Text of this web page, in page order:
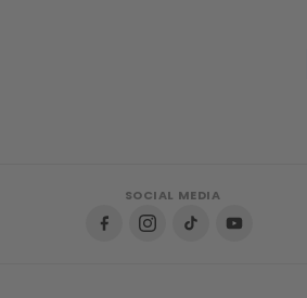
SOCIAL MEDIA